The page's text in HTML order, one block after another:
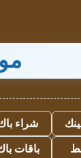
شراء
باقات